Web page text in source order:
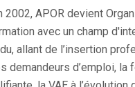
2002, APOR devient
avec un champ
allant de l’insertion
demandeurs d’emploi, la